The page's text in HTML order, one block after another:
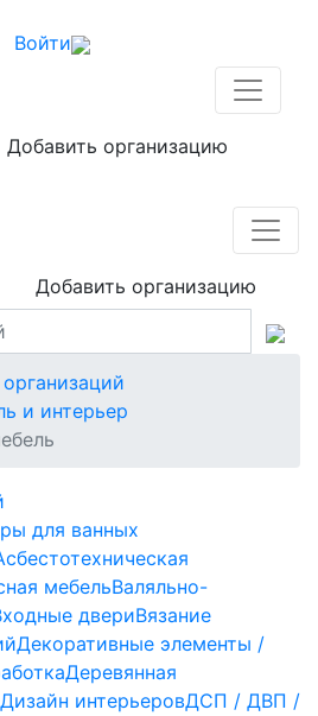
Войти
Добавить организацию
Добавить организацию
организаций
и интерьер
для ванных
мебельВаляльно-
двериВязание
Декоративные элементы /
Деревянная
Дизайн интерьеровДСП / ДВП /